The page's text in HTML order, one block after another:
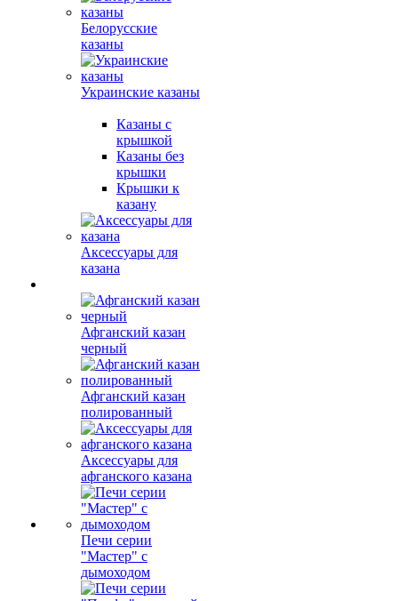
Белорусские
казаны
Украинские казаны
Казаны с
крышкой
Казаны без
крышки
Крышки к
казану
Аксессуары для
казана
Афганский казан
черный
Афганский казан
полированный
Аксессуары для
афганского казана
Печи серии
"Мастер" с
дымоходом